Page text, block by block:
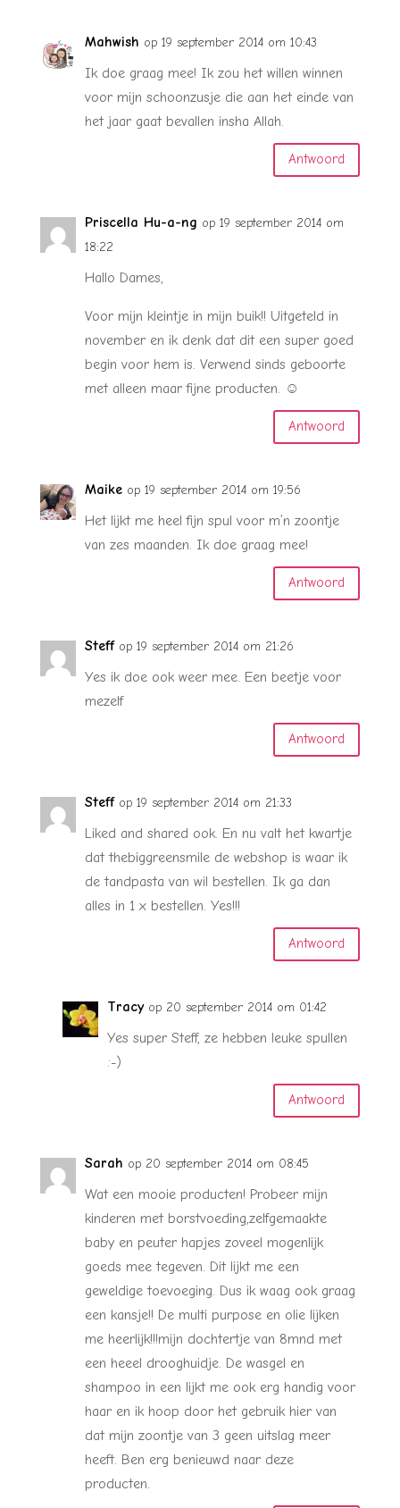
Mahwish op 19 september 2014 om 10:43
Ik doe graag mee! Ik zou het willen winnen
voor mijn schoonzusje die aan het einde van
het jaar gaat bevallen insha Allah.
Antwoord
Priscella Hu-a-ng op 19 september 2014 om
18:22
Hallo Dames,
Voor mijn kleintje in mijn buik!! Uitgeteld in
november en ik denk dat dit een super goed
begin voor hem is. Verwend sinds geboorte
met alleen maar fijne producten. ☺
Antwoord
Maike op 19 september 2014 om 19:56
Het lijkt me heel fijn spul voor m’n zoontje
van zes maanden. Ik doe graag mee!
Antwoord
Steff op 19 september 2014 om 21:26
Yes ik doe ook weer mee. Een beetje voor
mezelf
Antwoord
Steff op 19 september 2014 om 21:33
Liked and shared ook. En nu valt het kwartje
dat thebiggreensmile de webshop is waar ik
de tandpasta van wil bestellen. Ik ga dan
alles in 1 x bestellen. Yes!!!
Antwoord
Tracy op 20 september 2014 om 01:42
Yes super Steff, ze hebben leuke spullen
:-)
Antwoord
Sarah op 20 september 2014 om 08:45
Wat een mooie producten! Probeer mijn
kinderen met borstvoeding,zelfgemaakte
baby en peuter hapjes zoveel mogenlijk
goeds mee tegeven. Dit lijkt me een
geweldige toevoeging. Dus ik waag ook graag
een kansje!! De multi purpose en olie lijken
me heerlijk!!!mijn dochtertje van 8mnd met
een heeel drooghuidje. De wasgel en
shampoo in een lijkt me ook erg handig voor
haar en ik hoop door het gebruik hier van
dat mijn zoontje van 3 geen uitslag meer
heeft. Ben erg benieuwd naar deze
producten.